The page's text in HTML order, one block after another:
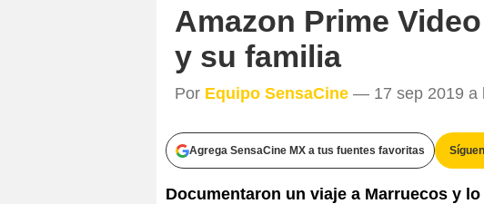
Amazon Prime
y su familia
Por Equipo SensaCine — 17 sep 2019 a
Agrega SensaCine MX a tus fuentes favoritas
Documentaron un viaje a Marruecos y